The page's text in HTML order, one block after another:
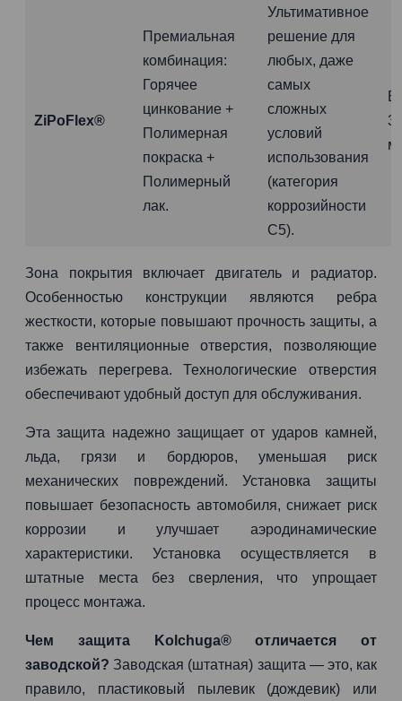
ZiPoFlex®
Премиальная
комбинация:
Горячее
цинкование +
Полимерная
покраска +
Полимерный
лак.
Ультимативное
решение для
любых, даже
самых
сложных
условий
использования
(категория
коррозийности
C5).
Зона покрытия включает двигатель и радиатор.
Особенностью конструкции являются ребра
жесткости, которые повышают прочность защиты, а
также вентиляционные отверстия, позволяющие
избежать перегрева. Технологические отверстия
обеспечивают удобный доступ для обслуживания.
Эта защита надежно защищает от ударов камней,
льда, грязи и бордюров, уменьшая риск
механических повреждений. Установка защиты
повышает безопасность автомобиля, снижает риск
коррозии и улучшает аэродинамические
характеристики. Установка осуществляется в
штатные места без сверления, что упрощает
процесс монтажа.
Чем защита Kolchuga® отличается от
заводской? Заводская (штатная) защита — это, как
правило, пластиковый пылевик (дождевик) или